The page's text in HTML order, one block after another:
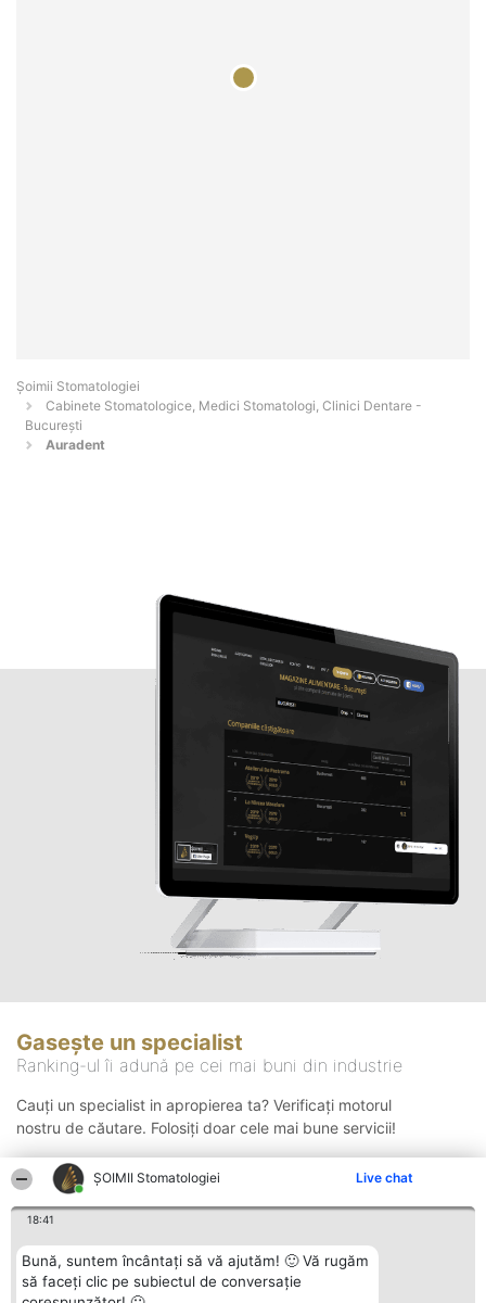
ȘOIMII Stomatologiei Live chat
18:41
Bună, suntem încântați să vă ajutăm! 🙂 Vă rugăm
să faceți clic pe subiectul de conversație
Șoimii Stomatologiei
Cabinete Stomatologice, Medici Stomatologi, Clinici Dentare -
Bucureşti
Auradent
Gasește un specialist
Ranking-ul îi adună pe cei mai buni din industrie
Cauți un specialist in apropierea ta? Verificați motorul
nostru de căutare. Folosiți doar cele mai bune servicii!